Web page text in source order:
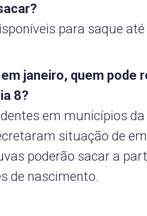
para saque até
janeiro, quem pode
8?
em municípios da
situação de
poderão sacar a
de nascimento.